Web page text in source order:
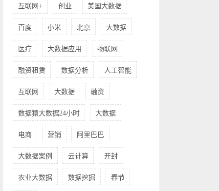
互联网+ 创业 美国大数据
百度 小米 北京 大数据
医疗 大数据应用 物联网
融资租赁 数据分析 人工智能
互联网 大数据 融资
数据猿大数据24小时 大数据
电商 营销 阿里巴巴
大数据案例 云计算 开封
农业大数据 数据挖掘 春节